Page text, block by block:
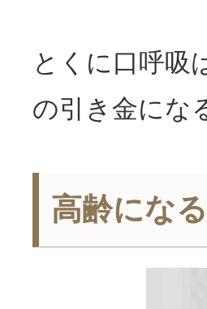
とくに口呼吸
の引き金にな
高齢にな